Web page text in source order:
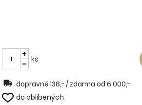
ks
dopravné 138,- / zdarma od 6 000,-
do oblíbených